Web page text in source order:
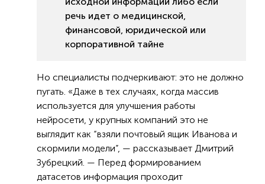
речь идет о медицинской,
финансовой, юридической или
корпоративной тайне
Но специалисты подчеркивают: это не должно
пугать. «Даже в тех случаях, когда массив
используется для улучшения работы
нейросети, у крупных компаний это не
выглядит как “взяли почтовый ящик Иванова и
скормили модели”, — рассказывает Дмитрий
Зубрецкий. — Перед формированием
датасетов информация проходит